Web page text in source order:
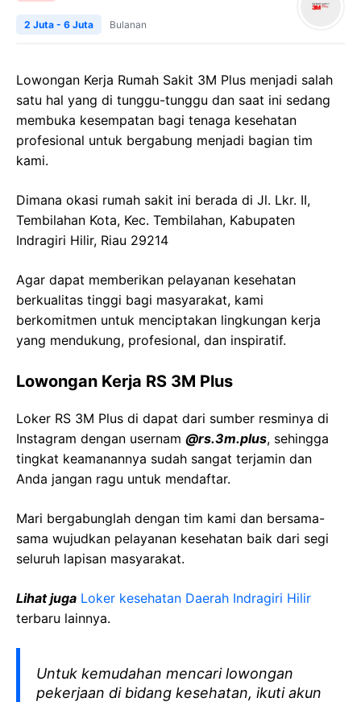
2 Juta - 6 Juta Bulanan
Lowongan Kerja Rumah Sakit 3M Plus menjadi salah
satu hal yang di tunggu-tunggu dan saat ini sedang
membuka kesempatan bagi tenaga kesehatan
profesional untuk bergabung menjadi bagian tim
kami.
Dimana okasi rumah sakit ini berada di Jl. Lkr. II,
Tembilahan Kota, Kec. Tembilahan, Kabupaten
Indragiri Hilir, Riau 29214
Agar dapat memberikan pelayanan kesehatan
berkualitas tinggi bagi masyarakat, kami
berkomitmen untuk menciptakan lingkungan kerja
yang mendukung, profesional, dan inspiratif.
Lowongan Kerja RS 3M Plus
Loker RS 3M Plus di dapat dari sumber resminya di
Instagram dengan usernam @rs.3m.plus, sehingga
tingkat keamanannya sudah sangat terjamin dan
Anda jangan ragu untuk mendaftar.
Mari bergabunglah dengan tim kami dan bersama-
sama wujudkan pelayanan kesehatan baik dari segi
seluruh lapisan masyarakat.
Lihat juga Loker kesehatan Daerah Indragiri Hilir
terbaru lainnya.
Untuk kemudahan mencari lowongan
pekerjaan di bidang kesehatan, ikuti akun